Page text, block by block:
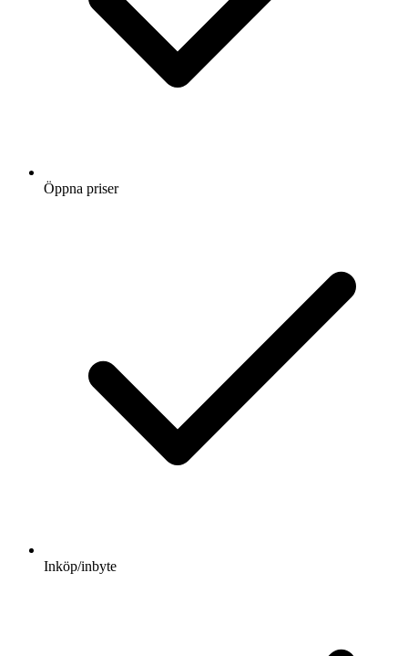
Öppna priser
Inköp/inbyte